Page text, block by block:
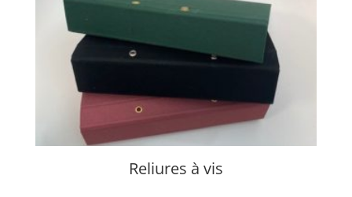
Reliures à vis